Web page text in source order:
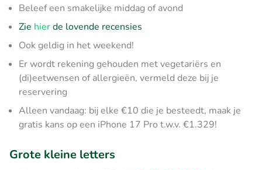
Beleef een smakelijke middag of avond
Zie hierde lovende recensies
Ook geldig in het weekend!
Er wordt rekening gehouden met vegetariërs en
(di)eetwensen of allergieën, vermeld deze bij je
reservering
Alleen vandaag: bij elke €10 die je besteedt, maak je
gratis kans op een iPhone 17 Pro t.w.v. €1.329!
Grote kleine letters